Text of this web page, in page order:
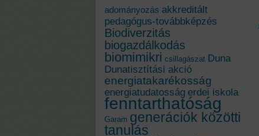
adományozás akkreditált
pedagógus-továbbképzés
Biodiverzitás
biogazdálkodás
biomimikri csillagászat Duna
Dunatisztítási akció
energiatakarékosság
energiatudatosság erdei iskola
fenntarthatóság
Garam generációk közötti
tanulás